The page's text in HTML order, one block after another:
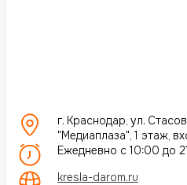
г. Краснодар, ул.
"Медиаплаза", 1 этаж,
Ежедневно с 10:00 до
kresla-darom.ru